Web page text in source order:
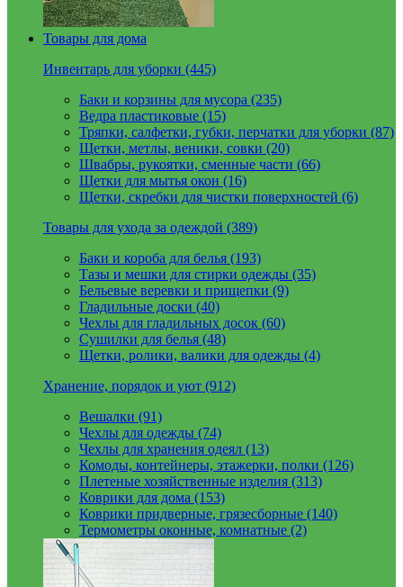
Товары для дома
Инвентарь для уборки (445)
Баки и корзины для мусора (235)
Ведра пластиковые (15)
Тряпки, салфетки, губки, перчатки для уборки (87)
Щетки, метлы, веники, совки (20)
Швабры, рукоятки, сменные части (66)
Щетки для мытья окон (16)
Щетки, скребки для чистки поверхностей (6)
Товары для ухода за одеждой (389)
Баки и короба для белья (193)
Тазы и мешки для стирки одежды (35)
Бельевые веревки и прищепки (9)
Гладильные доски (40)
Чехлы для гладильных досок (60)
Сушилки для белья (48)
Щетки, ролики, валики для одежды (4)
Хранение, порядок и уют (912)
Вешалки (91)
Чехлы для одежды (74)
Чехлы для хранения одеял (13)
Комоды, контейнеры, этажерки, полки (126)
Плетеные хозяйственные изделия (313)
Коврики для дома (153)
Коврики придверные, грязесборные (140)
Термометры оконные, комнатные (2)